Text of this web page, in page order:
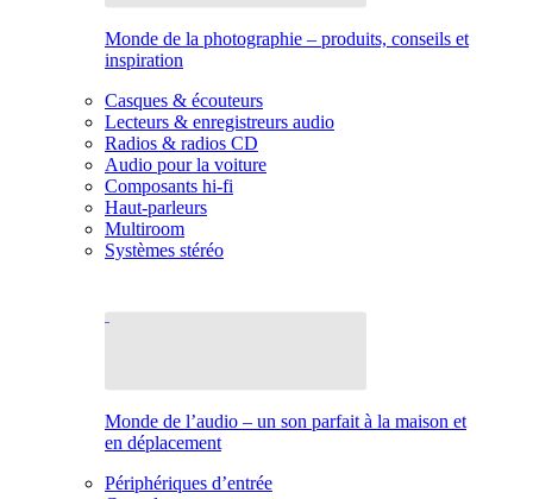
Monde de la photographie – produits, conseils et
inspiration
Casques & écouteurs
Lecteurs & enregistreurs audio
Radios & radios CD
Audio pour la voiture
Composants hi-fi
Haut-parleurs
Multiroom
Systèmes stéréo
Monde de l’audio – un son parfait à la maison et
en déplacement
Périphériques d’entrée